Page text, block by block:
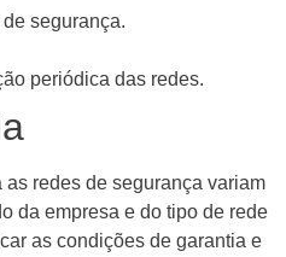
segurança.
periódica das redes.
redes de segurança variam
da empresa e do tipo de rede
as condições de garantia e